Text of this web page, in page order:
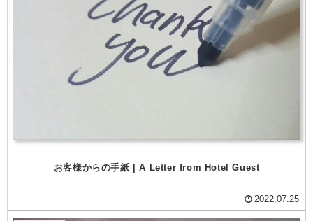
お客様からの手紙 | A Letter from Hotel Guest
2022.07.25